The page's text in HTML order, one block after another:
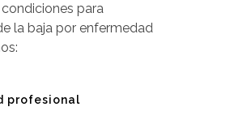
para
la baja por enfermedad
profesional